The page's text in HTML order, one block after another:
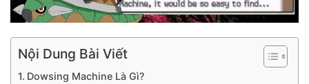
Nội Dung Bài Viết
Dowsing Machine Là Gì?